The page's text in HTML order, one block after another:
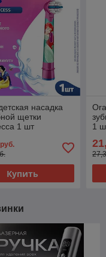
насадка
щетки
1 шт
руб.
Купить
1